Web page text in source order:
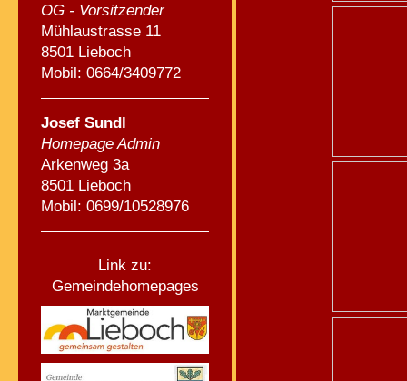
OG - Vorsitzender
Mühlaustrasse 11
8501 Lieboch
Mobil: 0664/3409772
Josef Sundl
Homepage Admin
Arkenweg 3a
8501 Lieboch
Mobil: 0699/10528976
Link zu:
Gemeindehomepages